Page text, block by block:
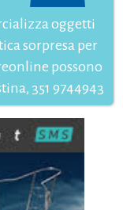
oggetti
sorpresa per
possono
351 9744943